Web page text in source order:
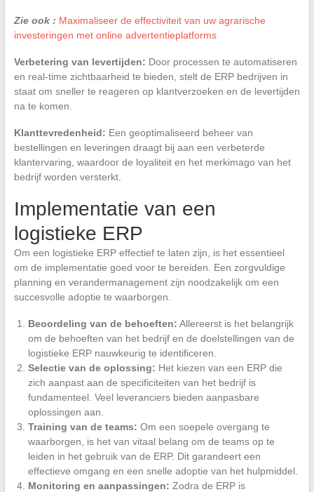
Zie ook : Maximaliseer de effectiviteit van uw agrarische
investeringen met online advertentieplatforms
Verbetering van levertijden: Door processen te automatiseren
en real-time zichtbaarheid te bieden, stelt de ERP bedrijven in
staat om sneller te reageren op klantverzoeken en de levertijden
na te komen.
Klanttevredenheid: Een geoptimaliseerd beheer van
bestellingen en leveringen draagt bij aan een verbeterde
klantervaring, waardoor de loyaliteit en het merkimago van het
bedrijf worden versterkt.
Implementatie van een
logistieke ERP
Om een logistieke ERP effectief te laten zijn, is het essentieel
om de implementatie goed voor te bereiden. Een zorgvuldige
planning en verandermanagement zijn noodzakelijk om een
succesvolle adoptie te waarborgen.
Beoordeling van de behoeften: Allereerst is het belangrijk
om de behoeften van het bedrijf en de doelstellingen van de
logistieke ERP nauwkeurig te identificeren.
Selectie van de oplossing: Het kiezen van een ERP die
zich aanpast aan de specificiteiten van het bedrijf is
fundamenteel. Veel leveranciers bieden aanpasbare
oplossingen aan.
Training van de teams: Om een soepele overgang te
waarborgen, is het van vitaal belang om de teams op te
leiden in het gebruik van de ERP. Dit garandeert een
effectieve omgang en een snelle adoptie van het hulpmiddel.
Monitoring en aanpassingen: Zodra de ERP is